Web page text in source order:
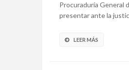
Procuraduría General
presentar ante la
LEER MÁS